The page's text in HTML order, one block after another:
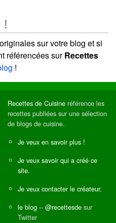
!
sur votre blog et si
référencées surRecettes
!
Recettes de Cuisine référence les
recettes publiées sur une sélection
de blogs de cuisine.
Je veux en savoir plus !
Je veux savoir qui a créé ce
site.
Je veux contacter le créateur.
le blog -- @recettesde sur
Twitter